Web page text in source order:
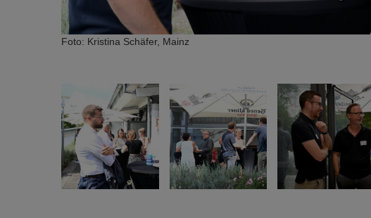
Foto: Kristina Schäfer, Mainz